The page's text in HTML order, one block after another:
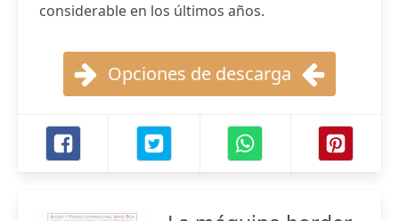
considerable en los últimos años.
Opciones de descarga